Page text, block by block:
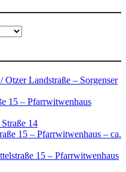
Otzer Landstraße – Sorgenser
15 – Pfarrwitwenhaus
14
15 – Pfarrwitwenhaus – ca.
15 – Pfarrwitwenhaus